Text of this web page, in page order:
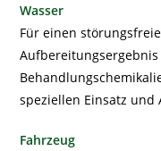
Wasser
Für einen
speziellen Einsatz und
Fahrzeug